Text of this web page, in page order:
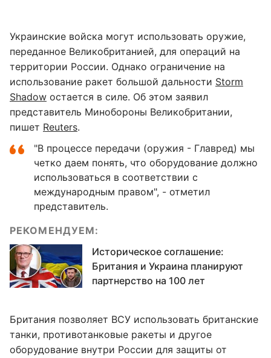
Украинские войска могут использовать оружие,
переданное Великобританией, для операций на
территории России. Однако ограничение на
использование ракет большой дальности Storm
Shadow остается в силе. Об этом заявил
представитель Минобороны Великобритании,
пишет Reuters.
"В процессе передачи (оружия - Главред) мы
четко даем понять, что оборудование должно
использоваться в соответствии с
международным правом", - отметил
представитель.
РЕКОМЕНДУЕМ:
Историческое соглашение:
Британия и Украина планируют
партнерство на 100 лет
Британия позволяет ВСУ использовать британские
танки, противотанковые ракеты и другое
оборудование внутри России для защиты от